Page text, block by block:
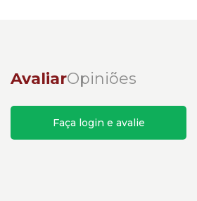
AvaliarOpiniões
Faça login e avalie